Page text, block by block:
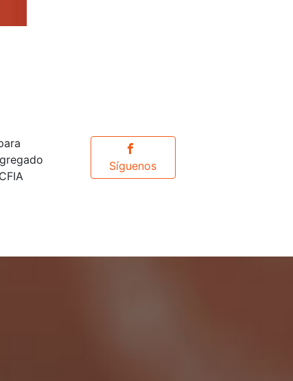
Síguenos